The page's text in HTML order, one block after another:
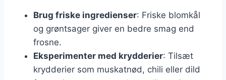
Brug friske ingredienser: Friske blomkål
og grøntsager giver en bedre smag end
frosne.
Eksperimenter med krydderier: Tilsæt
krydderier som muskatnød, chili eller dild